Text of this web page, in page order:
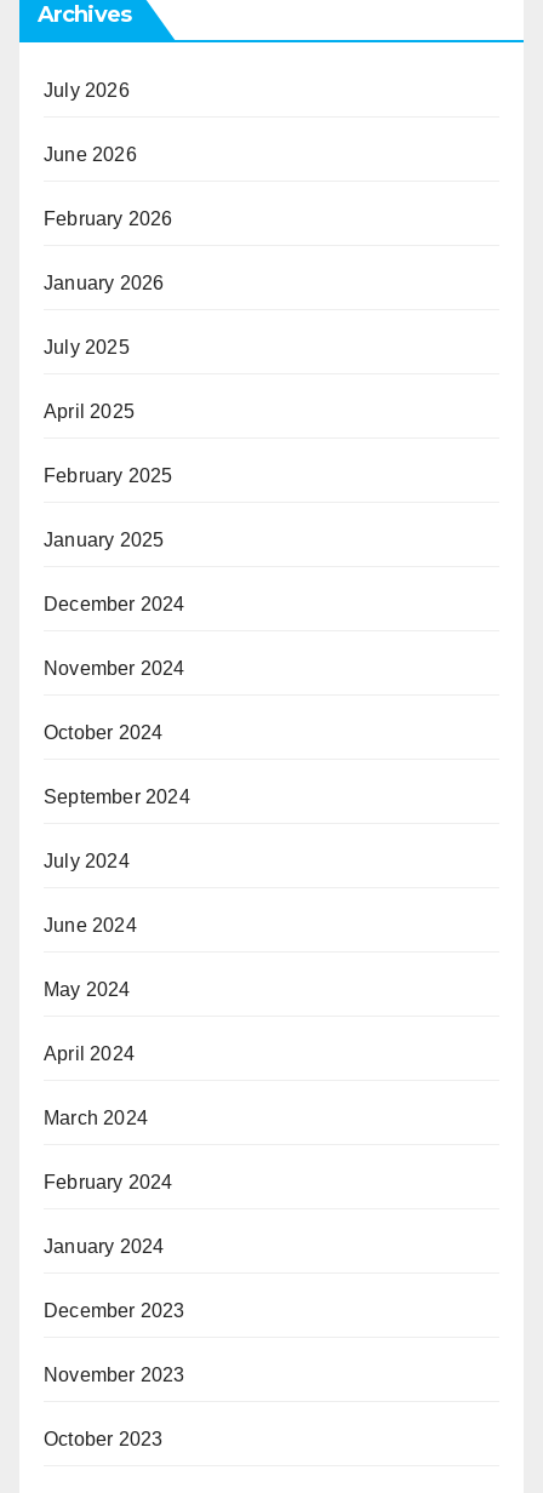
Archives
July 2026
June 2026
February 2026
January 2026
July 2025
April 2025
February 2025
January 2025
December 2024
November 2024
October 2024
September 2024
July 2024
June 2024
May 2024
April 2024
March 2024
February 2024
January 2024
December 2023
November 2023
October 2023